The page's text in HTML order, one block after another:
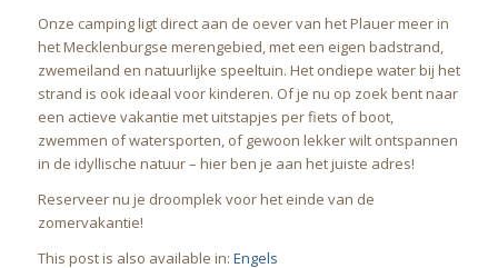
Onze camping ligt direct aan de oever van het Plauer meer in
het Mecklenburgse merengebied, met een eigen badstrand,
zwemeiland en natuurlijke speeltuin. Het ondiepe water bij het
strand is ook ideaal voor kinderen. Of je nu op zoek bent naar
een actieve vakantie met uitstapjes per fiets of boot,
zwemmen of watersporten, of gewoon lekker wilt ontspannen
in de idyllische natuur – hier ben je aan het juiste adres!
Reserveer nu je droomplek voor het einde van de
zomervakantie!
This post is also available in: Engels